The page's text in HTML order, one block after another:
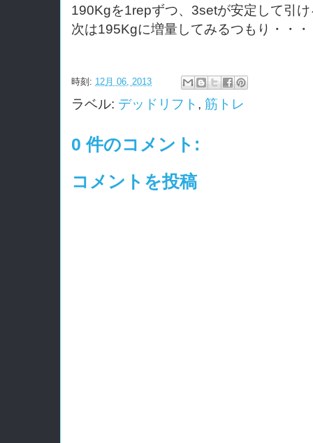
190Kgを1repずつ、3setが安定して引
次は195Kgに増量してみるつもり・・・
時刻: 12月 06, 2013
ラベル: デッドリフト , 筋トレ
0 件のコメント:
コメントを投稿